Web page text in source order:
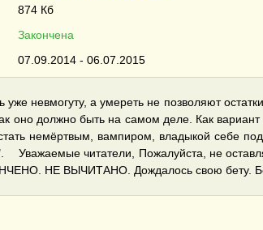
874 Кб
Закончена
07.09.2014 - 06.07.2015
невмогуту, а умереть не позволяют
оно должно быть на самом деле. Как
немёртвым, вампиром, владыкой себе
читатели, Пожалуйста, не
НЕ ВЫЧИТАНО. Дождалось свою бету.